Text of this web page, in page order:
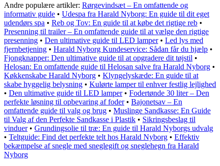
Andre populære artikler: Rørgevindsæt – En omfattende og
informativ guide • Udespa fra Harald Nyborg: En guide til dit eget
udendørs spa • Reb og Tov: En guide til at købe det rigtige reb •
Presenning til trailer – En omfattende guide til at vælge den rigtige
presenning • Den ultimative guide til LED lamper• Led lys med
fjernbetjening • Harald Nyborg Kundeservice: Sådan får du hjælp •
Fjongknapper: Den ultimative guide til at opgradere dit tøjstil •
Helosan: En omfattende guide til Helosan salve fra Harald Nyborg •
Køkkenskabe Harald Nyborg • Klyngelyskæde: En guide til at
skabe hyggelig belysning • Kulørte lamper til enhver festlig lejlighed
• Den ultimative guide til LED lamper• Fodertønde 30 liter – Den
perfekte løsning til opbevaring af foder• Bajonetsav – En
omfattende guide til valg og brug • Muslinge Sandkasse: En Guide
til Valg af den Perfekte Sandkasse i Plastik • Sikringsbeslag til
vinduer• Grundingsolie til træ: En guide til Harald Nyborgs udvalg
• Teltguide: Find det perfekte telt hos Harald Nyborg • Effektiv
bekæmpelse af snegle med sneglegift og sneglehegn fra Harald
Nyborg